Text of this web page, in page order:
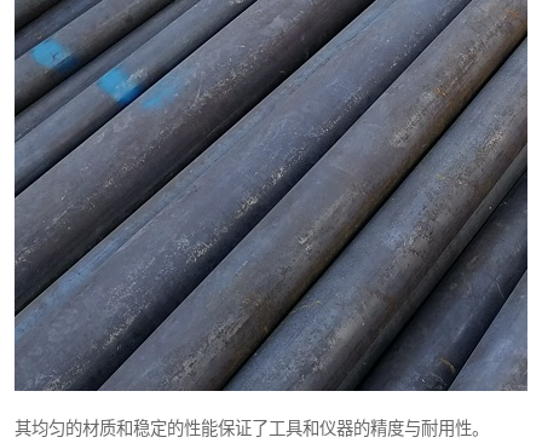
其均匀的材质和稳定的性能保证了工具和仪器的精度与耐用性。